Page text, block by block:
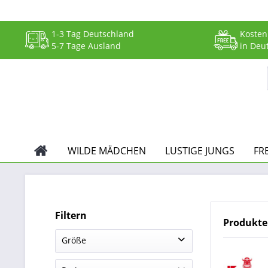
1-3 Tag Deutschland
5-7 Tage Ausland
in
WILDE MÄDCHEN LUSTIGE JUNGS
Filtern
Größe